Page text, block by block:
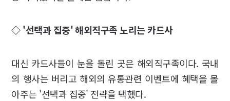
◇ '선택과 집중' 해외직구족 노리는 카드사
대신 카드사들이 눈을 돌린 곳은 해외직구족이다. 국내
의 행사는 버리고 해외의 유통관련 이벤트에 혜택을 몰
아주는 '선택과 집중' 전략을 택했다.